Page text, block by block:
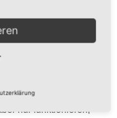
gut in Ihre
Ein langfristiges
nur funktionieren,